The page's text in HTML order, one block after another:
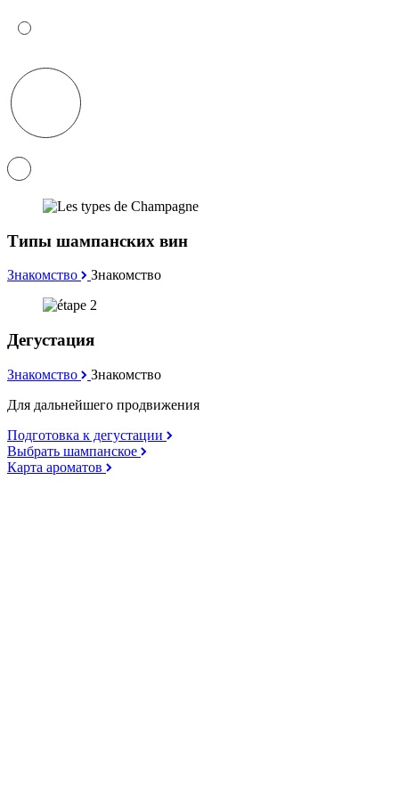
Типы шампанских вин
Знакомство Знакомство
Дегустация
Знакомство
Знакомство
Для дальнейшего продвижения
Подготовка к дегустации
Выбрать шампанское
Карта ароматов